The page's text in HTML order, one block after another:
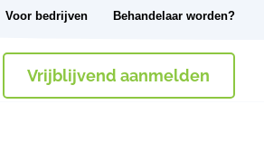
Voor bedrijven Behandelaar worden?
Vrijblijvend aanmelden